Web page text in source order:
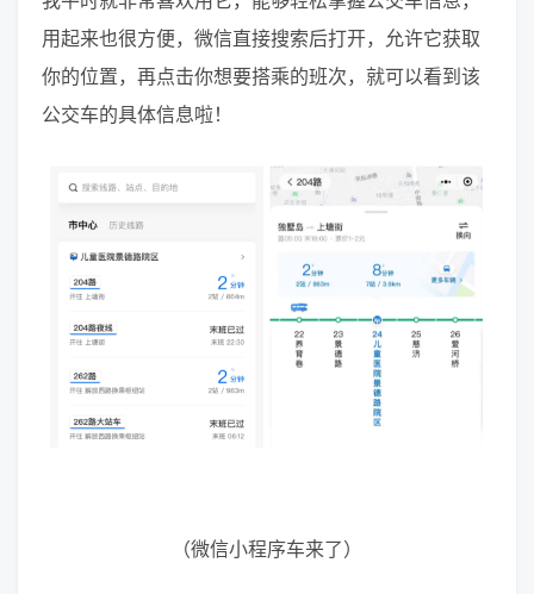
用起来也很方便，微信直接搜索后打开，允许它获取
你的位置，再点击你想要搭乘的班次，就可以看到该
公交车的具体信息啦！
（微信小程序车来了）